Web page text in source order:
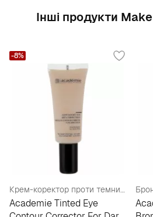
Інші продукти
Крем-коректор проти темних кіл навколо очей
Academie Tinted Eye
-8%